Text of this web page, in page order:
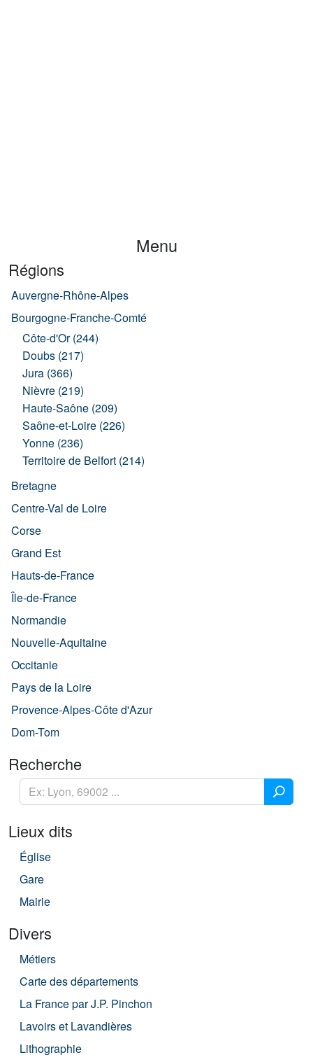
Menu
Régions
Auvergne-Rhône-Alpes
Bourgogne-Franche-Comté
Côte-d'Or (244)
Doubs (217)
Jura (366)
Nièvre (219)
Haute-Saône (209)
Saône-et-Loire (226)
Yonne (236)
Territoire de Belfort (214)
Bretagne
Centre-Val de Loire
Corse
Grand Est
Hauts-de-France
Île-de-France
Normandie
Nouvelle-Aquitaine
Occitanie
Pays de la Loire
Provence-Alpes-Côte d'Azur
Dom-Tom
Recherche
Lieux dits
Église
Gare
Mairie
Divers
Métiers
Carte des départements
La France par J.P. Pinchon
Lavoirs et Lavandières
Lithographie